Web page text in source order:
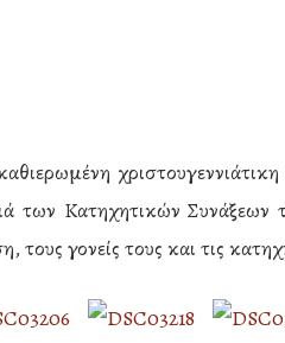
των Κατηχητικών Συνάξεων
τους γονείς τους και τις